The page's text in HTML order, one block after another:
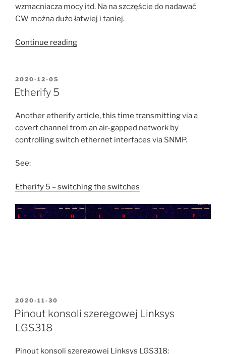
wzmacniacza mocy itd. Na na szczęście do nadawać
CW można dużo łatwiej i taniej.
Continue reading“Prosty
łączności
przez
QO-
POSTED
ON
2020-12-05
Etherify 5
Another etherify article, this time transmitting via a
covert channel from an air-gapped network by
controlling switch ethernet interfaces via SNMP.
See:
Etherify 5 – switching the switches
POSTED
ON
2020-11-30
Pinout konsoli szeregowej Linksys
LGS318
Pinout konsoli szeregowej Linksys LGS318: